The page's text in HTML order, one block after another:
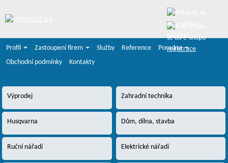
registrace
Profil
Zastoupení firem Služby Reference
Poradna
Obchodní podmínky
Kontakty
Výprodej Zahradní technika
Husqvarna Dům, dílna, stavba
Ruční nářadí Elektrické nářadí